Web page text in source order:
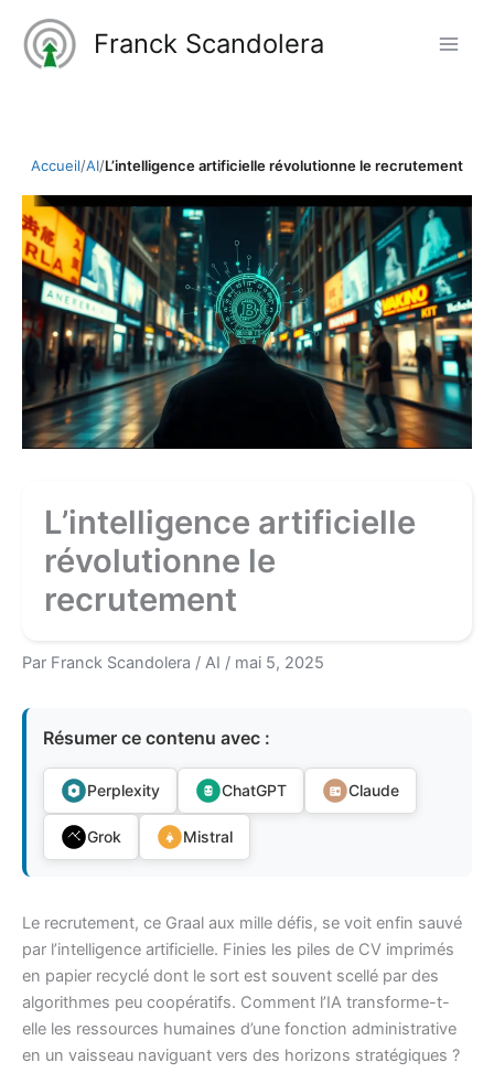
contenu
Franck Scandolera
Accueil/AI/L’intelligence artificielle révolutionne le recrutement
L’intelligence artificielle
révolutionne le
recrutement
Par Franck Scandolera / AI / mai 5, 2025
Résumer ce contenu avec :
Perplexity ChatGPT Claude
Grok Mistral
Le recrutement, ce Graal aux mille défis, se voit enfin sauvé
par l’intelligence artificielle. Finies les piles de CV imprimés
en papier recyclé dont le sort est souvent scellé par des
algorithmes peu coopératifs. Comment l’IA transforme-t-
elle les ressources humaines d’une fonction administrative
en un vaisseau naviguant vers des horizons stratégiques ?